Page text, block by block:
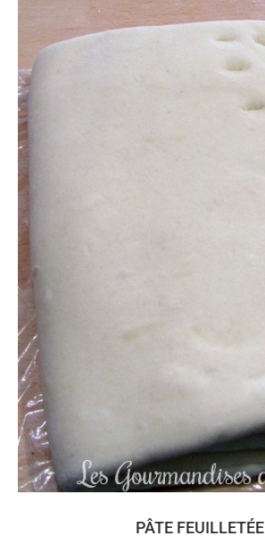
PÂTE FEUILLETÉE